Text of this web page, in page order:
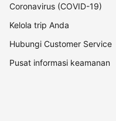
Coronavirus (COVID-19)
Kelola trip Anda
Hubungi Customer Service
Pusat informasi keamanan